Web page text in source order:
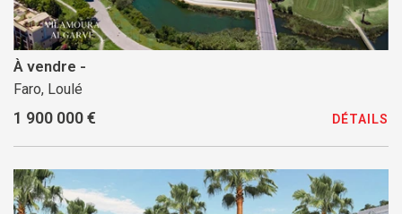
À vendre -
Faro, Loulé
1 900 000 € DÉTAILS